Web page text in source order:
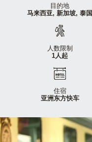
目的地
马来西亚, 新加坡, 泰国
人数限制
1人起
住宿
亚洲东方快车